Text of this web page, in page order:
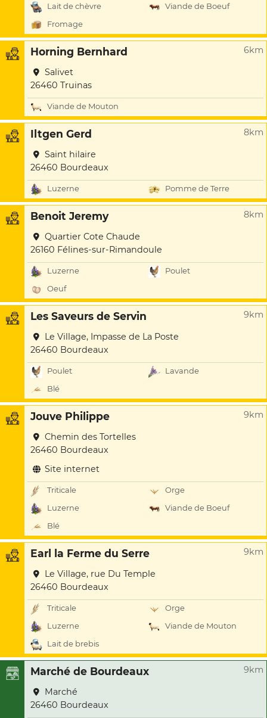
Lait de chèvre
Viande de Boeuf
Fromage
Horning Bernhard 6km
Salivet
26460 Truinas
Viande de Mouton
Iltgen Gerd 8km
Saint hilaire
26460 Bourdeaux
Luzerne Pomme de Terre
Benoit Jeremy 8km
Quartier Cote Chaude
26160 Félines-sur-Rimandoule
Luzerne
Poulet
Oeuf
Les Saveurs de Servin 9km
Le Village, Impasse de La Poste
26460 Bourdeaux
Poulet
Lavande
Blé
Jouve Philippe 9km
Chemin des Tortelles
26460 Bourdeaux
Site internet
Triticale
Orge
Luzerne
Viande de Boeuf
Blé
Earl la Ferme du Serre 9km
Le Village, rue Du Temple
26460 Bourdeaux
Triticale
Orge
Luzerne
Viande de Mouton
Lait de brebis
Marché de Bourdeaux 9km
Marché
26460 Bourdeaux